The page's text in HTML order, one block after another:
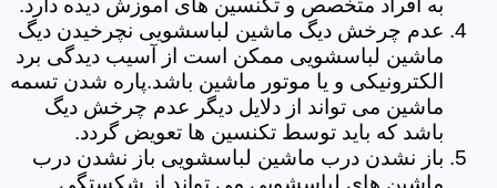
به افراد متخصص و تکنسین های آموزش دیده دارد.
عدم چرخش دیگ ماشین لباسشویی نچرخیدن دیگ
ماشین لباسشویی ممکن است از آسیب دیدگی برد
الکترونیکی و یا موتور ماشین باشد.پاره شدن تسمه
ماشین می تواند از دلایل دیگر عدم چرخش دیگ
باشد که باید توسط تکنسین ها تعویض گردد.
باز نشدن درب ماشین لباسشویی باز نشدن درب
ماشین های لباسشویی می تواند از شکستگی